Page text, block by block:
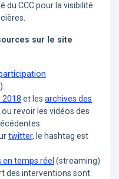
du CCC pour la visibilité
sur le site
2018 et les archives des
revoir les vidéos des
twitter, le hashtag est
temps réel (streaming)
des interventions sont